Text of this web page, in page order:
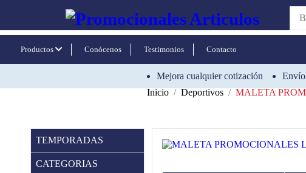
Productos Conócenos Testimonios Contacto
Mejora cualquier cotización
Inicio
Deportivos MALETA
TEMPORADAS
CATEGORIAS